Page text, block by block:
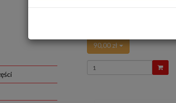
Zadaj pytanie o produkt
SZCZĘKI
90,00 zł
Wprowadź
ilość